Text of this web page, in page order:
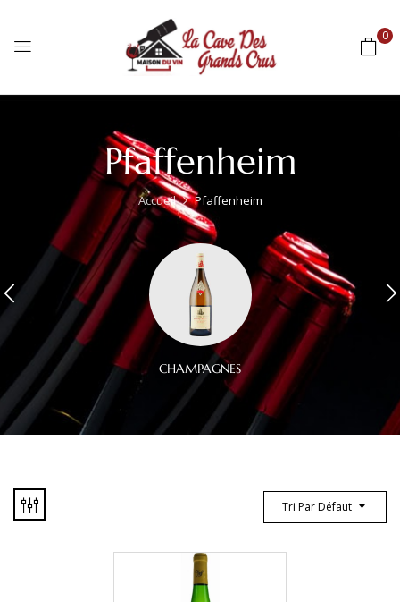
0
Pfaffenheim
Accueil Pfaffenheim
CHAMPAGNES
Tri Par Défaut